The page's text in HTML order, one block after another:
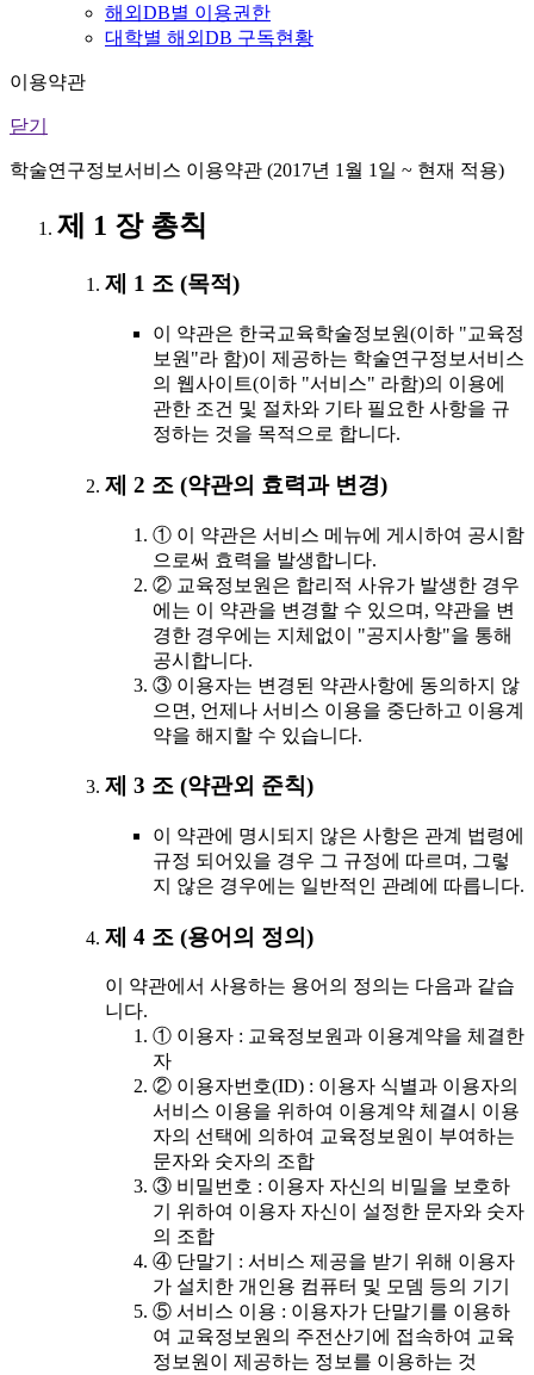
해외DB별 이용권한
대학별 해외DB 구독현황
이용약관
닫기
학술연구정보서비스 이용약관 (2017년 1월 1일 ~ 현재 적용)
제 1 장 총칙
제 1 조 (목적)
이 약관은 한국교육학술정보원(이하 "교육정
보원"라 함)이 제공하는 학술연구정보서비스
의 웹사이트(이하 "서비스" 라함)의 이용에
관한 조건 및 절차와 기타 필요한 사항을 규
정하는 것을 목적으로 합니다.
제 2 조 (약관의 효력과 변경)
① 이 약관은 서비스 메뉴에 게시하여 공시함
으로써 효력을 발생합니다.
② 교육정보원은 합리적 사유가 발생한 경우
에는 이 약관을 변경할 수 있으며, 약관을 변
경한 경우에는 지체없이 "공지사항"을 통해
공시합니다.
③ 이용자는 변경된 약관사항에 동의하지 않
으면, 언제나 서비스 이용을 중단하고 이용계
약을 해지할 수 있습니다.
제 3 조 (약관외 준칙)
이 약관에 명시되지 않은 사항은 관계 법령에
규정 되어있을 경우 그 규정에 따르며, 그렇
지 않은 경우에는 일반적인 관례에 따릅니다.
제 4 조 (용어의 정의)
이 약관에서 사용하는 용어의 정의는 다음과 같습
니다.
① 이용자 : 교육정보원과 이용계약을 체결한
자
② 이용자번호(ID) : 이용자 식별과 이용자의
서비스 이용을 위하여 이용계약 체결시 이용
자의 선택에 의하여 교육정보원이 부여하는
문자와 숫자의 조합
③ 비밀번호 : 이용자 자신의 비밀을 보호하
기 위하여 이용자 자신이 설정한 문자와 숫자
의 조합
④ 단말기 : 서비스 제공을 받기 위해 이용자
가 설치한 개인용 컴퓨터 및 모뎀 등의 기기
⑤ 서비스 이용 : 이용자가 단말기를 이용하
여 교육정보원의 주전산기에 접속하여 교육
정보원이 제공하는 정보를 이용하는 것